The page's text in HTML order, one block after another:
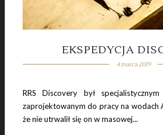
BUNKIER
EKSPEDYCJA
4 marca 2019
RRS Discovery był
zaprojektowanym do pracy na wodach
że nie utrwalił się on w masowej...